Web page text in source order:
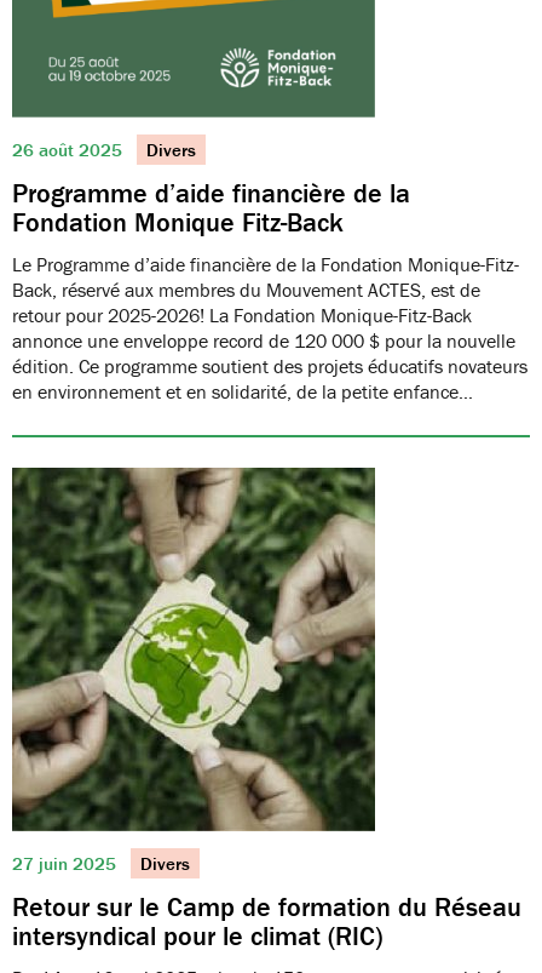
26 août 2025 Divers
Programme d’aide financière de la
Fondation Monique Fitz-Back
Le Programme d’aide financière de la Fondation Monique-Fitz-
Back, réservé aux membres du Mouvement ACTES, est de
retour pour 2025-2026! La Fondation Monique-Fitz-Back
annonce une enveloppe record de 120 000 $ pour la nouvelle
édition. Ce programme soutient des projets éducatifs novateurs
en environnement et en solidarité, de la petite enfance…
27 juin 2025 Divers
Retour sur le Camp de formation du Réseau
intersyndical pour le climat (RIC)